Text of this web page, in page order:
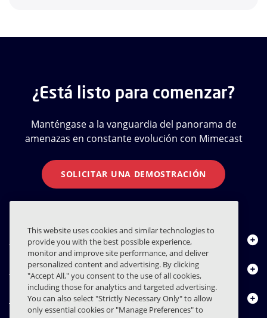
¿Está listo para comenzar?
Manténgase a la vanguardia del panorama de
amenazas en constante evolución con Mimecast
SOLICITAR UNA DEMOSTRACIÓN
Quiénes somos
Productos
Centro de Recursos
This website uses cookies and similar technologies to
provide you with the best possible experience,
monitor and improve site performance, and deliver
personalized content and advertising. By clicking
"Accept All," you consent to the use of all cookies,
including those for analytics and targeted advertising.
You can also select "Strictly Necessary Only" to allow
only essential cookies or "Manage Preferences" to